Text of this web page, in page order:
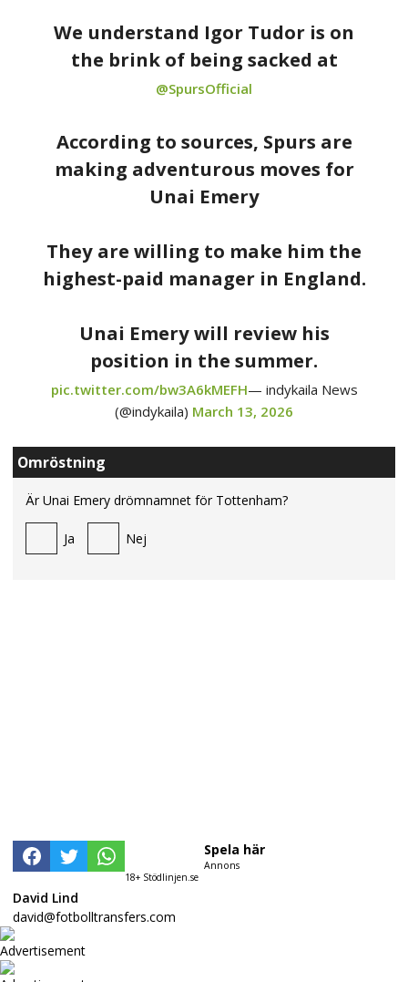
We understand Igor Tudor is on
the brink of being sacked at
@SpursOfficial
According to sources, Spurs are
making adventurous moves for
Unai Emery
They are willing to make him the
highest-paid manager in England.
Unai Emery will review his
position in the summer.
pic.twitter.com/bw3A6kMEFH— indykaila News
(@indykaila) March 13, 2026
Omröstning
Är Unai Emery drömnamnet för Tottenham?
Ja Nej
18+ Stödlinjen.se
Spela här
Annons
David Lind
david@fotbolltransfers.com